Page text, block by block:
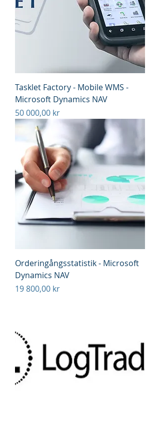
Tasklet Factory - Mobile WMS -
Microsoft Dynamics NAV
Pris
50 000,00 kr
Orderingångsstatistik - Microsoft
Dynamics NAV
Pris
19 800,00 kr